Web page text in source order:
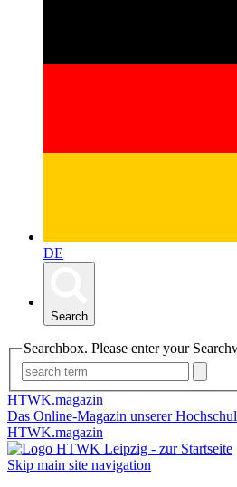
DE
Search
Searchbox. Please enter your
HTWK.magazin
Das Online-Magazin unserer
HTWK.magazin
Skip main site navigation